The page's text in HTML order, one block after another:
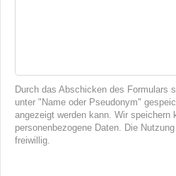
Durch das Abschicken des Formulars
unter "Name oder Pseudonym"
angezeigt werden kann. Wir speichern
personenbezogene Daten. Die
freiwillig.